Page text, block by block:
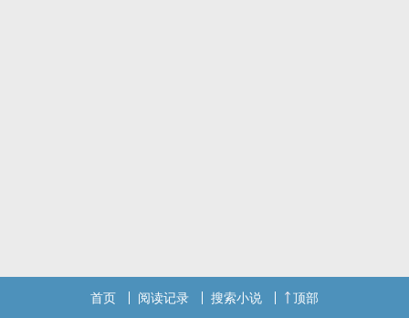
首页 阅读记录 搜索小说 顶部